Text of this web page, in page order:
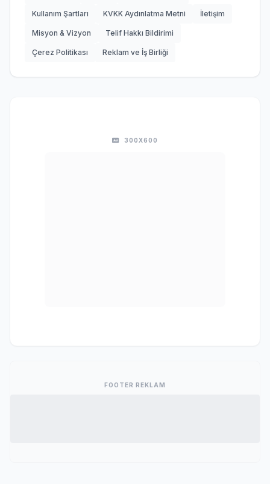
Kullanım Şartları KVKK Aydınlatma Metni İletişim
Misyon & Vizyon Telif Hakkı Bildirimi
Çerez Politikası Reklam ve İş Birliği
300X600
FOOTER REKLAM